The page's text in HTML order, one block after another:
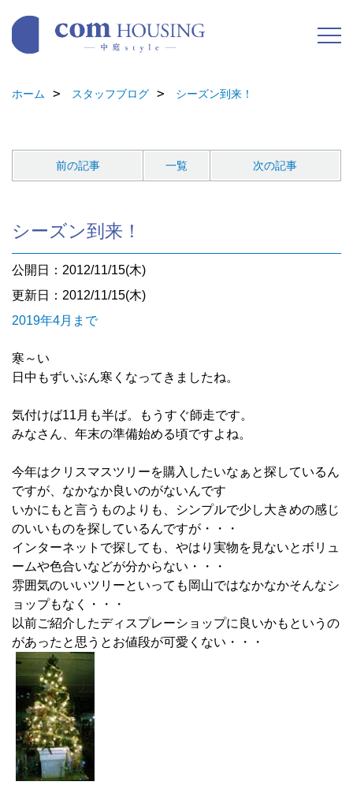
ホーム スタッフブログ シーズン到来！
前の記事 一覧 次の記事
シーズン到来！
公開日：2012/11/15(木)
更新日：2012/11/15(木)
2019年4月まで
寒～い
日中もずいぶん寒くなってきましたね。
気付けば11月も半ば。もうすぐ師走です。
みなさん、年末の準備始める頃ですよね。
今年はクリスマスツリーを購入したいなぁと探しているん
ですが、なかなか良いのがないんです
いかにもと言うものよりも、シンプルで少し大きめの感じ
のいいものを探しているんですが・・・
インターネットで探しても、やはり実物を見ないとボリュ
ームや色合いなどが分からない・・・
雰囲気のいいツリーといっても岡山ではなかなかそんなシ
ョップもなく・・・
以前ご紹介したディスプレーショップに良いかもというの
があったと思うとお値段が可愛くない・・・